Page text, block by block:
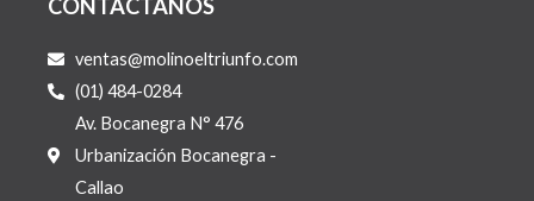
CONTACTÁNOS
ventas@molinoeltriunfo.com
(01) 484-0284
Av. Bocanegra N° 476
Urbanización Bocanegra -
Callao